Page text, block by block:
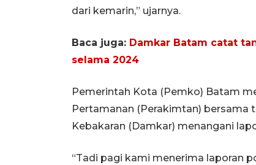
dari kemarin,” ujarnya.
Baca juga: Damkar Batam catat
selama 2024
Pemerintah Kota (Pemko) Batam
Pertamanan (Perakimtan) bersama
Kebakaran (Damkar) menangani
“Tadi pagi kami menerima laporan